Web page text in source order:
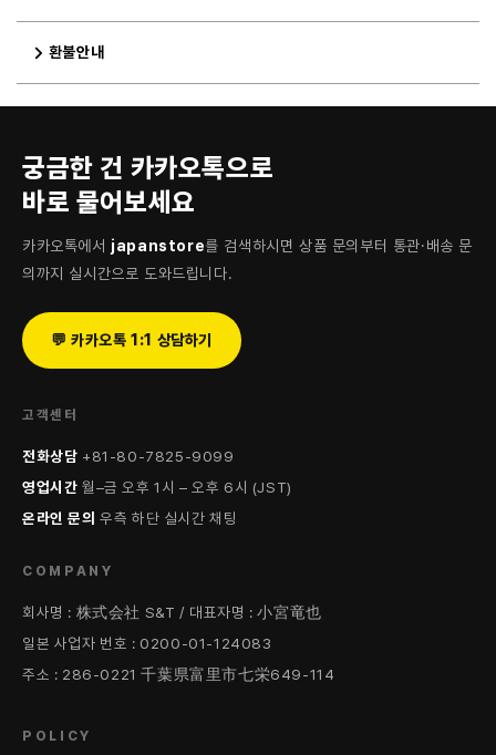
환불안내
궁금한 건 카카오톡으로
바로 물어보세요
카카오톡에서 japanstore를 검색하시면 상품 문의부터 통관·배송 문
의까지 실시간으로 도와드립니다.
💬 카카오톡 1:1 상담하기
고객센터
전화상담 +81-80-7825-9099
영업시간 월–금 오후 1시 – 오후 6시 (JST)
온라인 문의 우측 하단 실시간 채팅
COMPANY
회사명 : 株式会社 S&T / 대표자명 : 小宮竜也
일본 사업자 번호 : 0200-01-124083
주소 : 286-0221 千葉県富里市七栄649-114
POLICY